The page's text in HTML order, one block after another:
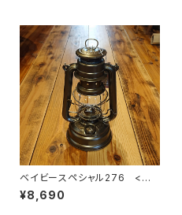
ベイビースペシャル276 <サ
プリーム>
¥8,690